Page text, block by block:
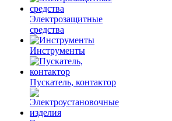
Электрозащитные
средства
Инструменты
Пускатель, контактор